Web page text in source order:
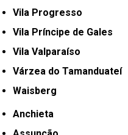
Vila Progresso
Vila Príncipe de Gales
Vila Valparaíso
Várzea do Tamanduateí
Waisberg
Anchieta